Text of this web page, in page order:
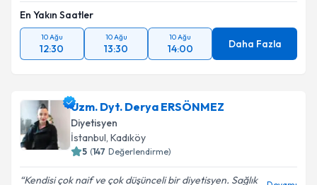
En Yakın Saatler
10 Ağu
12:30
10 Ağu
13:30
10 Ağu
14:00 Daha Fazla
Uzm. Dyt. Derya ERSÖNMEZ
Diyetisyen
İstanbul, Kadıköy
5 (147 Değerlendirme)
Kendisi çok naif ve çok düşünceli bir diyetisyen. Sağlık